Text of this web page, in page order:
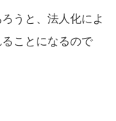
うと、法人化によ
ことになるので